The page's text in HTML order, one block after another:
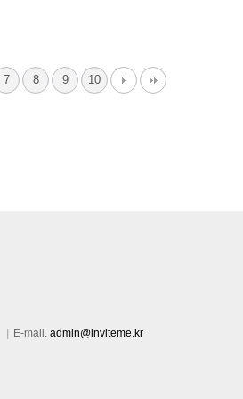
7 8 9 10
E-mail. admin@inviteme.kr